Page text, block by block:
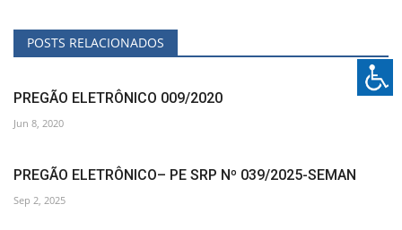
POSTS RELACIONADOS
PREGÃO ELETRÔNICO 009/2020
Jun 8, 2020
PREGÃO ELETRÔNICO– PE SRP Nº 039/2025-SEMAN
Sep 2, 2025